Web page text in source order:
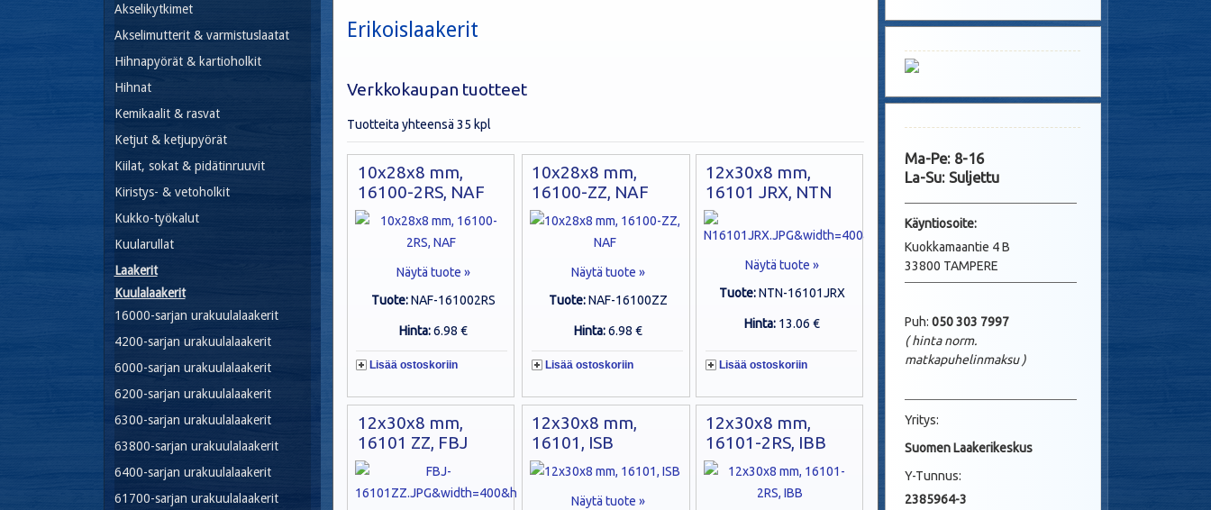
Erikoislaakerit
Verkkokaupan tuotteet
Tuotteita yhteensä 35 kpl
10x28x8 mm,
16100-2RS, NAF
Näytä tuote »
Tuote:NAF-161002RS
Hinta:6.98 €
Lisää ostoskoriin
10x28x8 mm,
16100-ZZ, NAF
Näytä tuote »
Tuote:NAF-16100ZZ
Hinta:6.98 €
Lisää ostoskoriin
12x30x8 mm,
16101 JRX, NTN
Näytä tuote »
Tuote:NTN-16101JRX
Hinta: 13.06 €
Lisää ostoskoriin
12x30x8 mm,
16101 ZZ, FBJ
12x30x8 mm,
16101, ISB
Näytä tuote »
12x30x8 mm,
16101-2RS, IBB
Akselikytkimet
Akselimutterit & varmistuslaatat
Hihnapyörät & kartioholkit
Hihnat
Kemikaalit & rasvat
Ketjut & ketjupyörät
Kiilat, sokat & pidätinruuvit
Kiristys- & vetoholkit
Kukko-työkalut
Kuularullat
Laakerit
Kuulalaakerit
16000-sarjan urakuulalaakerit
4200-sarjan urakuulalaakerit
6000-sarjan urakuulalaakerit
6200-sarjan urakuulalaakerit
6300-sarjan urakuulalaakerit
63800-sarjan urakuulalaakerit
6400-sarjan urakuulalaakerit
61700-sarjan urakuulalaakerit
Ma-Pe: 8-16
La-Su: Suljettu
Käyntiosoite:
Kuokkamaantie 4 B
33800 TAMPERE
Puh: 050 303 7997
( hinta norm.
matkapuhelinmaksu )
Yritys:
Suomen Laakerikeskus
Y-Tunnus:
2385964-3